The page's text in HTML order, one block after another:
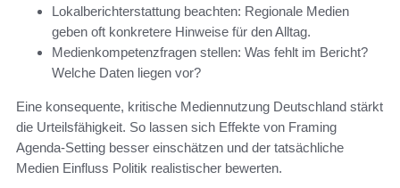
Lokalberichterstattung beachten: Regionale Medien
geben oft konkretere Hinweise für den Alltag.
Medienkompetenzfragen stellen: Was fehlt im Bericht?
Welche Daten liegen vor?
Eine konsequente, kritische Mediennutzung Deutschland stärkt
die Urteilsfähigkeit. So lassen sich Effekte von Framing
Agenda-Setting besser einschätzen und der tatsächliche
Medien Einfluss Politik realistischer bewerten.